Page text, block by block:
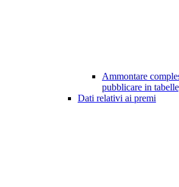
Ammontare
pubblicare in
Dati relativi ai premi